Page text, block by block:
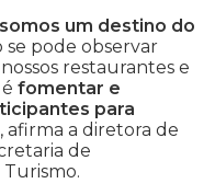
somos um destino do
se pode observar
restaurantes e
fomentar e
para
afirma a diretora de
de